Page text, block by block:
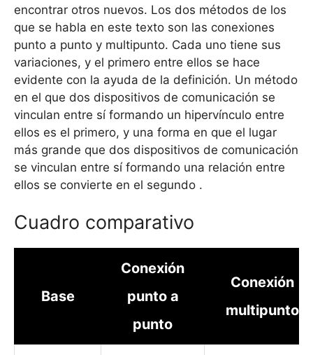
encontrar otros nuevos. Los dos métodos de los
que se habla en este texto son las conexiones
punto a punto y multipunto. Cada uno tiene sus
variaciones, y el primero entre ellos se hace
evidente con la ayuda de la definición. Un método
en el que dos dispositivos de comunicación se
vinculan entre sí formando un hipervínculo entre
ellos es el primero, y una forma en que el lugar
más grande que dos dispositivos de comunicación
se vinculan entre sí formando una relación entre
ellos se convierte en el segundo .
Cuadro comparativo
Base
Conexión
punto a
punto
Conexión
multipunto